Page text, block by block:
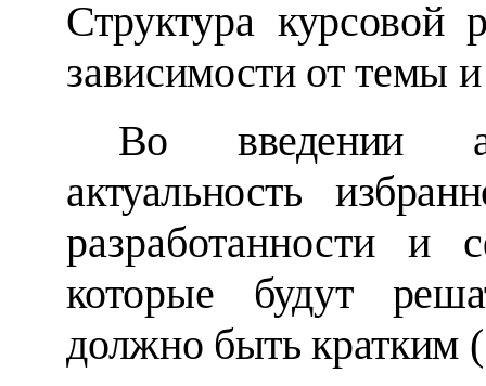
Структуракурсовой
зависимости от темы
Во введении
актуальность
разработанности и
которые будут
должно быть кратким